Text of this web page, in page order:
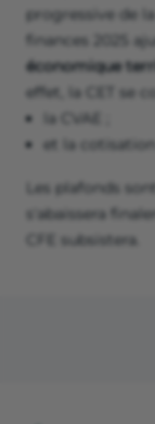
progressive de
finances 2025
économique
effet, la CET se
la CVAE ;
et la cotisation
Les plafonds
s'abaissera
CFE subsistera.